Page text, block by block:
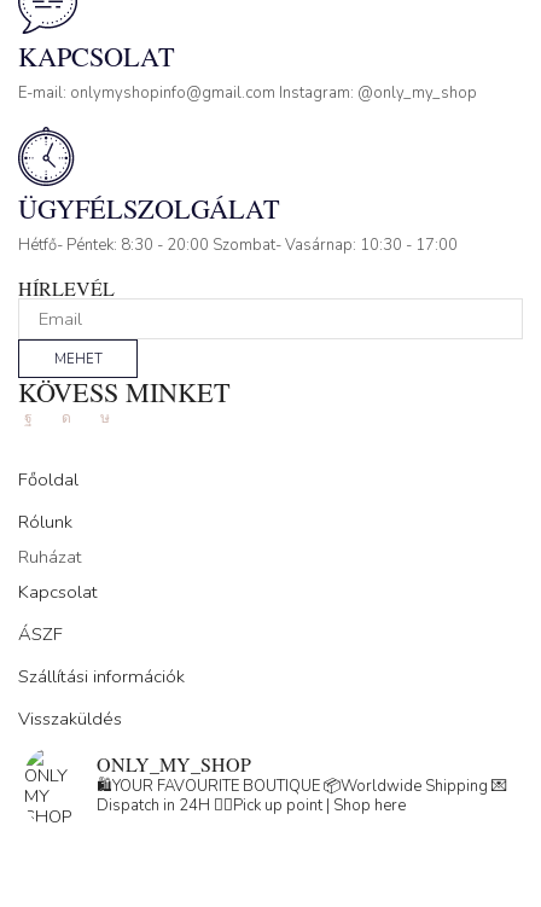
KAPCSOLAT
E-mail: onlymyshopinfo@gmail.com Instagram: @only_my_shop
ÜGYFÉLSZOLGÁLAT
Hétfő- Péntek: 8:30 - 20:00 Szombat- Vasárnap: 10:30 - 17:00
HÍRLEVÉL
MEHET
KÖVESS MINKET
FacebookInstagram
Tik-
Főoldal
Rólunk
Ruházat
Kapcsolat
ÁSZF
Szállítási információk
Visszaküldés
ONLY_MY_SHOP
🛍️YOUR FAVOURITE BOUTIQUE📦Worldwide Shipping 💌
Dispatch in 24H 👇🏽Pick up point | Shop here